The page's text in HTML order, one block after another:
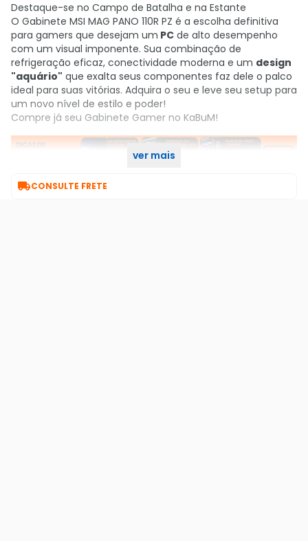
Destaque-se no Campo de Batalha e na Estante
O Gabinete MSI MAG PANO 110R PZ é a escolha definitiva
para gamers que desejam um PC de alto desempenho
com um visual imponente. Sua combinação de
refrigeração eficaz, conectividade moderna e um design
"aquário" que exalta seus componentes faz dele o palco
ideal para suas vitórias. Adquira o seu e leve seu setup para
um novo nível de estilo e poder!
Compre já seu Gabinete Gamer no KaBuM!
ver mais
CONSULTE FRETE